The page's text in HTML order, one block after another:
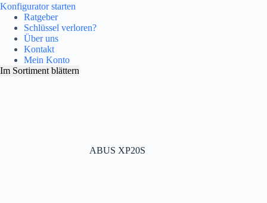
Konfigurator starten
Ratgeber
Schlüssel verloren?
Über uns
Kontakt
Mein Konto
Im Sortiment blättern
ABUS XP20S